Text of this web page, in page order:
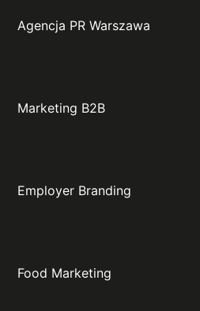
Agencja PR Warszawa
Marketing B2B
Employer Branding
Food Marketing